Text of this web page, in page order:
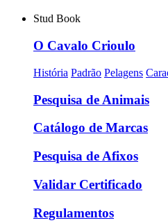
Stud Book
O Cavalo Crioulo
História Padrão Pelagens
Pesquisa de Animais
Catálogo de Marcas
Pesquisa de Afixos
Validar Certificado
Regulamentos